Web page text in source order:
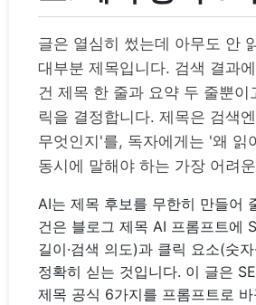
글은 열심히 썼는데 아무도 안
대부분 제목입니다. 검색 결과
건 제목 한 줄과 요약 두 줄뿐이
릭을 결정합니다. 제목은 검색
무엇인지'를, 독자에게는 '왜 읽
동시에 말해야 하는 가장 어려
AI는 제목 후보를 무한히 만들어
건은 블로그 제목 AI 프롬프트에
길이·검색 의도)과 클릭 요소(숫자
정확히 싣는 것입니다. 이 글은
제목 공식 6가지를 프롬프트로